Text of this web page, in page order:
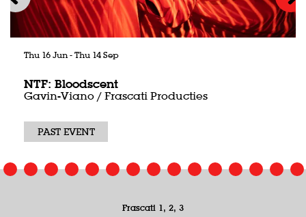
NTF: Bloodscent
Gavin-Viano / Frascati Producties
Thu 16 Jun-Thu 14 Sep
PAST EVENT
Frascati 1, 2, 3